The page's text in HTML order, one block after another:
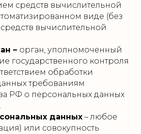
средств вычислительной
виде (без
вычислительной
– орган, уполномоченный
государственного контроля
обработки
требованиям
РФ о персональных данных
данных – любое
или совокупность